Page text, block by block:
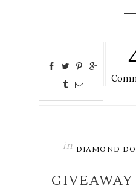
in DIAMOND